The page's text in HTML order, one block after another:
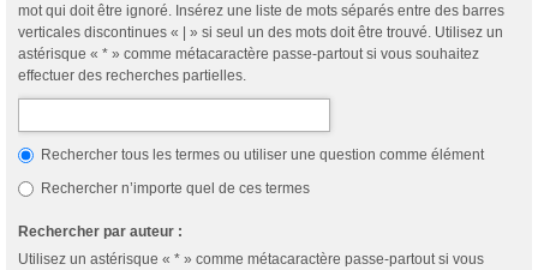
mot qui doit être ignoré. Insérez une liste de mots séparés entre des barres
verticales discontinues « | » si seul un des mots doit être trouvé. Utilisez un
astérisque « * » comme métacaractère passe-partout si vous souhaitez
effectuer des recherches partielles.
Rechercher tous les termes ou utiliser une question comme élément
Rechercher n’importe quel de ces termes
Rechercher par auteur :
Utilisez un astérisque « * » comme métacaractère passe-partout si vous